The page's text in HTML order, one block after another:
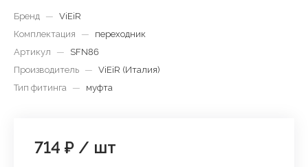
Бренд — ViEiR
Комплектация
—
переходник
Артикул
—
SFN86
Производитель — ViEiR (Италия)
Тип фитинга — муфта
714 ₽ / шт